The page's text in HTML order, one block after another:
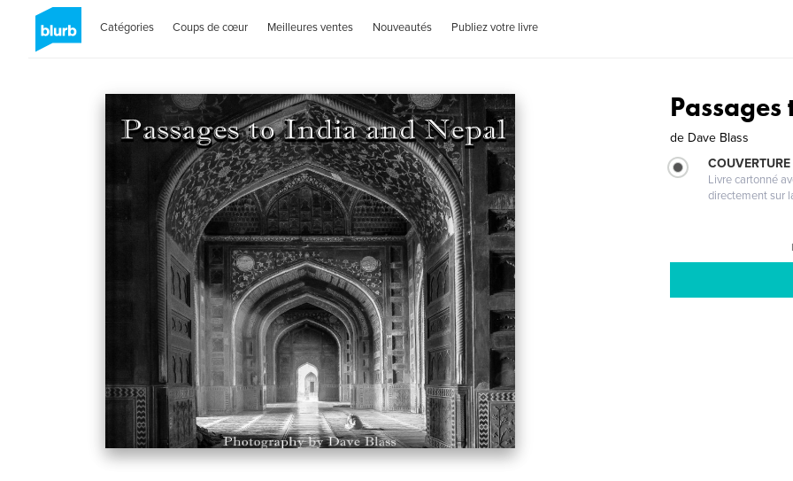
Catégories Coups de cœur Meilleures ventes Nouveautés Publiez votre livre
de Dave Blass
Livre cartonné
directement sur